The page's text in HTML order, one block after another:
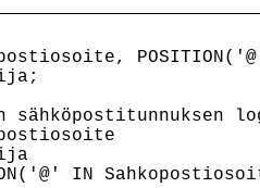
sähköpostitunnuksen